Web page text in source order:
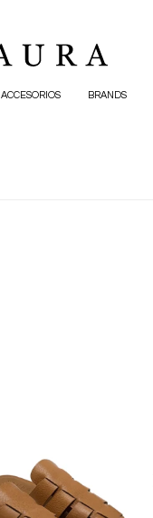
ACCESORIOS BRANDS